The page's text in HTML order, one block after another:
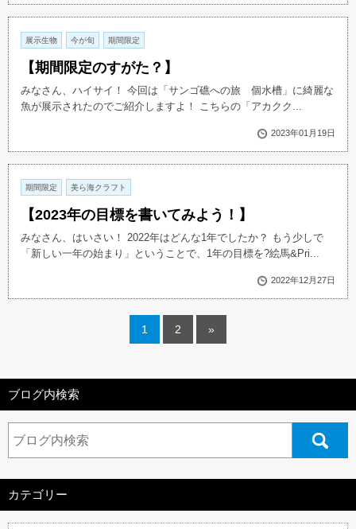
展示生物 今が旬 期間限定
【期間限定のすがた？】
みなさん、ハイサイ！ 今回は「サンゴ礁への旅 個水槽」に綺麗な
魚が展示されたのでご紹介しますよ！ こちらの「アカクク...
2023年01月19日
期間限定 美ら海クラフト
【2023年の目標を書いてみよう！】
みなさん、はいさい！ 2022年はどんな1年でしたか？ もう少しで
「新しい一年の始まり」ということで、1年の目標を?絵馬&Pri...
2022年12月27日
1 2 »
ブログ内検索
カテゴリー